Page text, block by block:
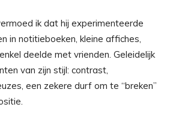
ik dat hij experimenteerde
in notitieboeken, kleine affiches,
deelde met vrienden. Geleidelijk
van zijn stijl: contrast,
een zekere durf om te “breken”